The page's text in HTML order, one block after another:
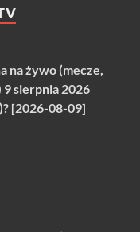
na żywo (mecze,
sierpnia 2026
[2026-08-09]